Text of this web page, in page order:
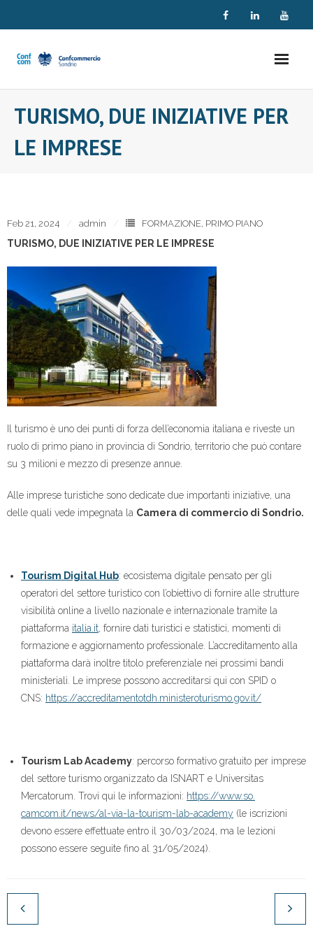
TURISMO, DUE INIZIATIVE PER
LE IMPRESE
Feb 21, 2024 admin FORMAZIONE, PRIMO PIANO
TURISMO, DUE INIZIATIVE PER LE IMPRESE
Il turismo è uno dei punti di forza dell’economia italiana e riveste un
ruolo di primo piano in provincia di Sondrio, territorio che può contare
su 3 milioni e mezzo di presenze annue.
Alle imprese turistiche sono dedicate due importanti iniziative, una
delle quali vede impegnata la Camera di commercio di Sondrio.
Tourism Digital Hub: ecosistema digitale pensato per gli
operatori del settore turistico con l’obiettivo di fornire alle strutture
visibilità online a livello nazionale e internazionale tramite la
piattaforma italia.it , fornire dati turistici e statistici, momenti di
formazione e aggiornamento professionale. L’accreditamento alla
piattaforma darà inoltre titolo preferenziale nei prossimi bandi
ministeriali. Le imprese possono accreditarsi qui con SPID o
CNS: https://accreditamentotdh. ministeroturismo.gov.it/
Tourism Lab Academy: percorso formativo gratuito per imprese
del settore turismo organizzato da ISNART e Universitas
Mercatorum. Trovi qui le informazioni: https://www.so.
camcom.it/news/al-via-la-tourism-lab-academy (le iscrizioni
devono essere effettuate entro il 30/03/2024, ma le lezioni
possono essere seguite fino al 31/05/2024).